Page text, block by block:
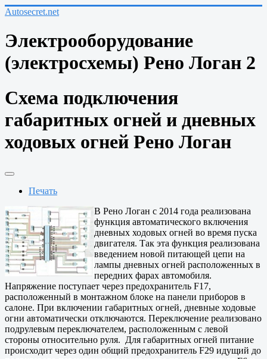
Autosecret.net
Электрооборудование
(электросхемы) Рено Логан 2
Схема подключения
габаритных огней и дневных
ходовых огней Рено Логан
Печать
В Рено Логан с 2014 года реализована
функция автоматического включения
дневных ходовых огней во время пуска
двигателя. Так эта функция реализована
введением новой питающей цепи на
лампы дневных огней расположенных в
передних фарах автомобиля.
Напряжение поступает через предохранитель F17,
расположенный в монтажном блоке на панели приборов в
салоне. При включении габаритных огней, дневные ходовые
огни автоматически отключаются. Переключение реализовано
подрулевым переключателем, расположенным с левой
стороны относительно руля. Для габаритных огней питание
происходит через один общий предохранитель F29 идущий до